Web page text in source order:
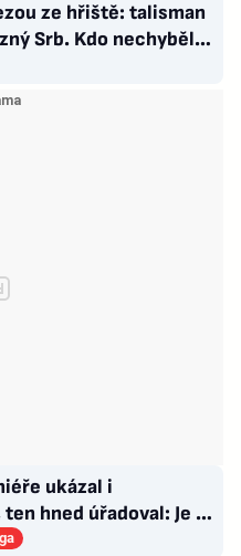
ze hřiště: talisman
Srb. Kdo nechyběl
ukázal i
hned úřadoval: Je to
nové…